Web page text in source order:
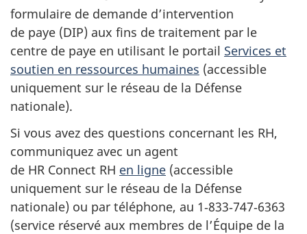
formulaire de demande d’intervention
de paye (DIP) aux fins de traitement par le
centre de paye en utilisant le portail Services et
soutien en ressources humaines (accessible
uniquement sur le réseau de la Défense
nationale).
Si vous avez des questions concernant les RH,
communiquez avec un agent
de HR Connect RH en ligne (accessible
uniquement sur le réseau de la Défense
nationale) ou par téléphone, au 1‑833‑747‑6363
(service réservé aux membres de l’Équipe de la